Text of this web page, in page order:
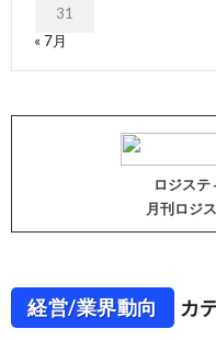
31
« 7月
ロジステ
月刊ロジ
経営/業界動向 カ